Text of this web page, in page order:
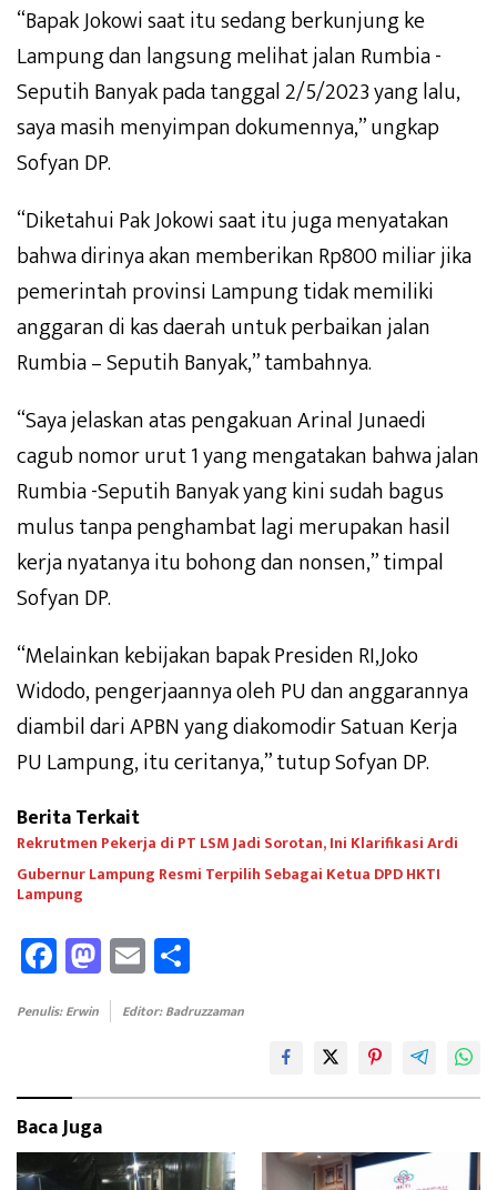
“Bapak Jokowi saat itu sedang berkunjung ke
Lampung dan langsung melihat jalan Rumbia -
Seputih Banyak pada tanggal 2/5/2023 yang lalu,
saya masih menyimpan dokumennya,” ungkap
Sofyan DP.
“Diketahui Pak Jokowi saat itu juga menyatakan
bahwa dirinya akan memberikan Rp800 miliar jika
pemerintah provinsi Lampung tidak memiliki
anggaran di kas daerah untuk perbaikan jalan
Rumbia – Seputih Banyak,” tambahnya.
“Saya jelaskan atas pengakuan Arinal Junaedi
cagub nomor urut 1 yang mengatakan bahwa jalan
Rumbia -Seputih Banyak yang kini sudah bagus
mulus tanpa penghambat lagi merupakan hasil
kerja nyatanya itu bohong dan nonsen,” timpal
Sofyan DP.
“Melainkan kebijakan bapak Presiden RI,Joko
Widodo, pengerjaannya oleh PU dan anggarannya
diambil dari APBN yang diakomodir Satuan Kerja
PU Lampung, itu ceritanya,” tutup Sofyan DP.
Berita Terkait
Rekrutmen Pekerja di PT LSM Jadi Sorotan, Ini Klarifikasi Ardi
Gubernur Lampung Resmi Terpilih Sebagai Ketua DPD HKTI
Lampung
Fa
ce
b
k
M
as
to
o
n
E
m
ail e
Penulis: Erwin Editor: Badruzzaman
Baca Juga